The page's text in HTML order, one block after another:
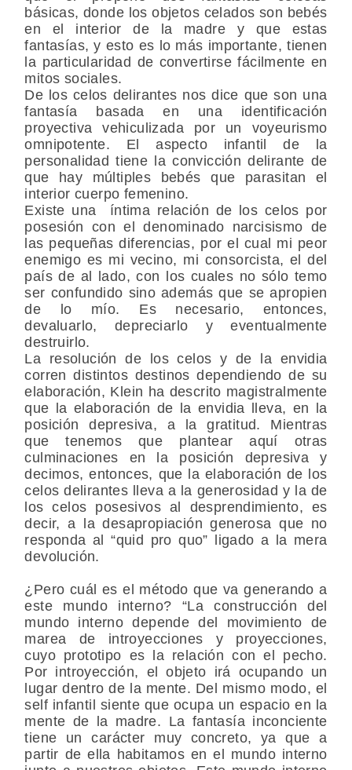
básicas, donde los objetos celados son bebés
en el interior de la madre y que estas
fantasías, y esto es lo más importante, tienen
la particularidad de convertirse fácilmente en
mitos sociales.
De los celos delirantes nos dice que son una
fantasía basada en una identificación
proyectiva vehiculizada por un voyeurismo
omnipotente. El aspecto infantil de la
personalidad tiene la convicción delirante de
que hay múltiples bebés que parasitan el
interior cuerpo femenino.
Existe una íntima relación de los celos por
posesión con el denominado narcisismo de
las pequeñas diferencias, por el cual mi peor
enemigo es mi vecino, mi consorcista, el del
país de al lado, con los cuales no sólo temo
ser confundido sino además que se apropien
de lo mío. Es necesario, entonces,
devaluarlo, depreciarlo y eventualmente
destruirlo.
La resolución de los celos y de la envidia
corren distintos destinos dependiendo de su
elaboración, Klein ha descrito magistralmente
que la elaboración de la envidia lleva, en la
posición depresiva, a la gratitud. Mientras
que tenemos que plantear aquí otras
culminaciones en la posición depresiva y
decimos, entonces, que la elaboración de los
celos delirantes lleva a la generosidad y la de
los celos posesivos al desprendimiento, es
decir, a la desapropiación generosa que no
responda al “quid pro quo” ligado a la mera
devolución.
¿Pero cuál es el método que va generando a
este mundo interno? “La construcción del
mundo interno depende del movimiento de
marea de introyecciones y proyecciones,
cuyo prototipo es la relación con el pecho.
Por introyección, el objeto irá ocupando un
lugar dentro de la mente. Del mismo modo, el
self infantil siente que ocupa un espacio en la
mente de la madre. La fantasía inconciente
tiene un carácter muy concreto, ya que a
partir de ella habitamos en el mundo interno